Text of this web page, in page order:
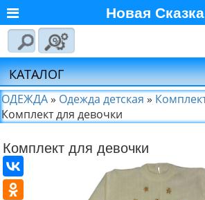
Главная
О компании
Новости
Выбор по брендам
Партнёрам
Калькулятора доставки
Байкал-Сервис
Новая Сказка
КАТАЛОГ
ОДЕЖДА» Одежда детская »
Комплект для девочки
Комплект для девочки